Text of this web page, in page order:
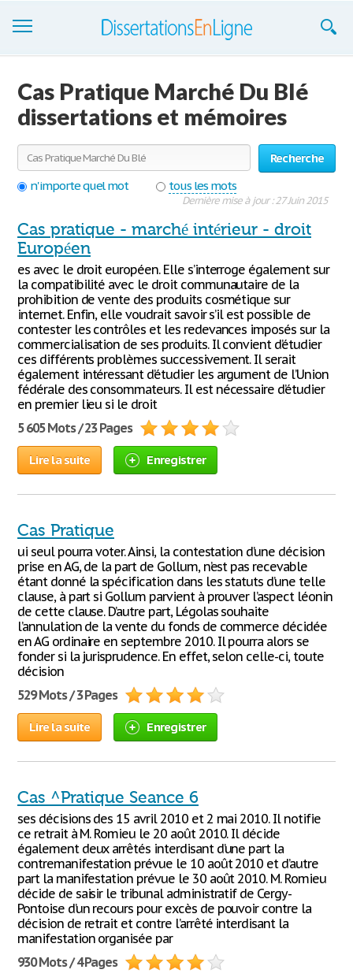
S'inscrire
Se connecter
Contactez-nous
Cas Pratique Marché Du Blé
dissertations et mémoires
Recherche
n'importe quel mot
tous les mots
Dernière mise à jour : 27 Juin 2015
Cas pratique - marché intérieur - droit
Européen
es avec le droit européen. Elle s’interroge également sur
la compatibilité avec le droit communautaire de la
prohibition de vente des produits cosmétique sur
internet. Enfin, elle voudrait savoir s’il est possible de
contester les contrôles et les redevances imposés sur la
commercialisation de ses produits. Il convient d’étudier
ces différents problèmes successivement. Il serait
également intéressant d’étudier les argument de l’Union
fédérale des consommateurs. Il est nécessaire d’étudier
en premier lieu si le droit
5 605 Mots / 23 Pages
Lire la suite Enregistrer
Cas Pratique
ui seul pourra voter. Ainsi, la contestation d’une décision
prise en AG, de la part de Gollum, n’est pas recevable
étant donné la spécification dans les statuts d’une telle
clause, à part si Gollum parvient à prouver l’aspect léonin
de cette clause. D’autre part, Légolas souhaite
l’annulation de la vente du fonds de commerce décidée
en AG ordinaire en septembre 2010. Il pourra alors se
fonder si la jurisprudence. En effet, selon celle-ci, toute
décision
529 Mots / 3 Pages
Lire la suite Enregistrer
Cas ^Pratique Seance 6
ses décisions des 15 avril 2010 et 2 mai 2010. Il notifie
ce retrait à M. Romieu le 20 août 2010. Il décide
également deux arrêtés interdisant d’une part la
contremanifestation prévue le 10 août 2010 et d’autre
part la manifestation prévue le 30 août 2010. M. Romieu
décide de saisir le tribunal administratif de Cergy-
Pontoise d’un recours pour excès de pouvoir contre la
décision de retrait et contre l’arrêté interdisant la
manifestation organisée par
930 Mots / 4 Pages